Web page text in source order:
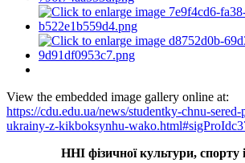
View the embedded image gallery online at:
https://cdu.edu.ua/news/studentky-chnu-
ukrainy-z-kikboksynhu-
ННІ фізичної культури, спорту